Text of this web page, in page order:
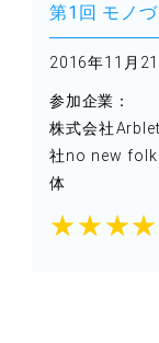
第1回 モノ
2016年11月
参加企業：
株式会社
社no new
体